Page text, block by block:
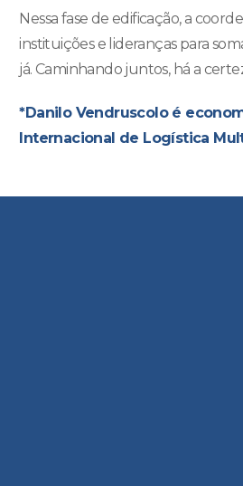
Nessa fase de edificação, a
instituições e lideranças para
já. Caminhando juntos, há a
*Danilo Vendruscolo é
Internacional de Logística